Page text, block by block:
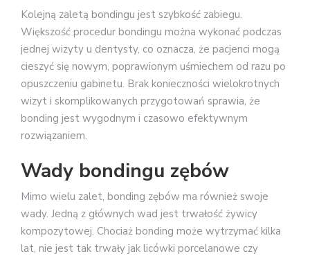
Kolejną zaletą bondingu jest szybkość zabiegu.
Większość procedur bondingu można wykonać podczas
jednej wizyty u dentysty, co oznacza, że pacjenci mogą
cieszyć się nowym, poprawionym uśmiechem od razu po
opuszczeniu gabinetu. Brak konieczności wielokrotnych
wizyt i skomplikowanych przygotowań sprawia, że
bonding jest wygodnym i czasowo efektywnym
rozwiązaniem.
Wady bondingu zębów
Mimo wielu zalet, bonding zębów ma również swoje
wady. Jedną z głównych wad jest trwałość żywicy
kompozytowej. Chociaż bonding może wytrzymać kilka
lat, nie jest tak trwały jak licówki porcelanowe czy